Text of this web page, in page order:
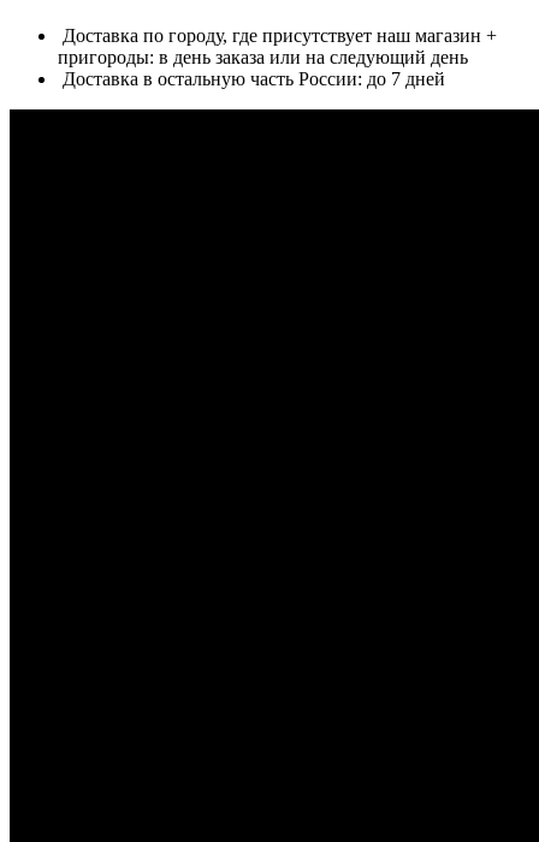
Доставка по городу, где присутствует наш магазин +
пригороды: в день заказа или на следующий день
Доставка в остальную часть России: до 7 дней